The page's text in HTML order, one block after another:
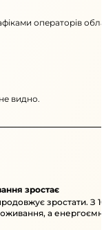
операторів
видно.
зростає
зростати. З
а